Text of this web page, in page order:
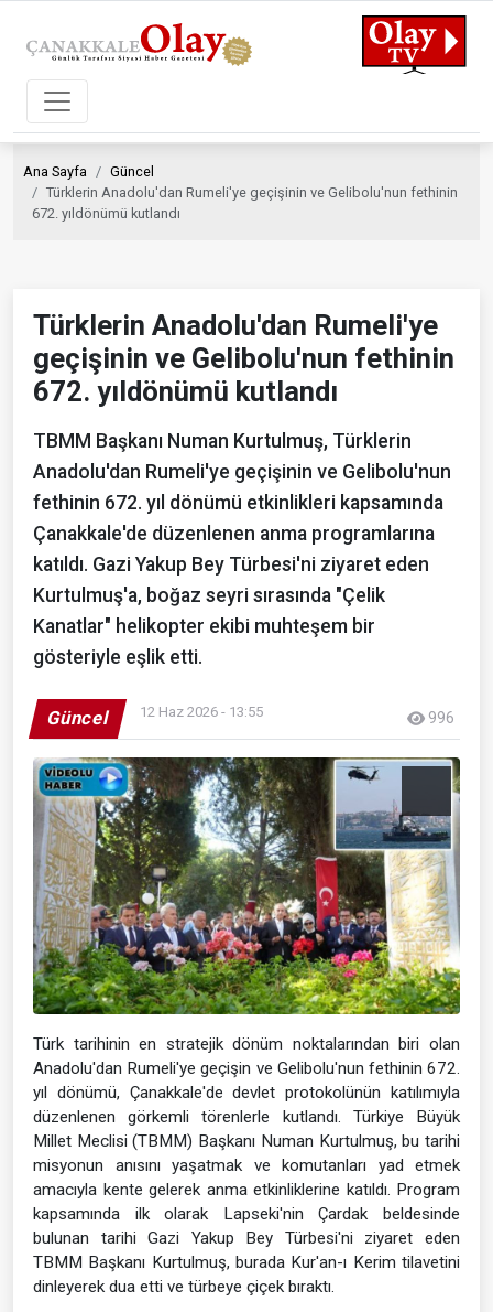
Ana Sayfa
Güncel
Türklerin Anadolu'dan Rumeli'ye geçişinin ve Gelibolu'nun fethinin
672. yıldönümü kutlandı
Türklerin Anadolu'dan Rumeli'ye
geçişinin ve Gelibolu'nun fethinin
672. yıldönümü kutlandı
TBMM Başkanı Numan Kurtulmuş, Türklerin
Anadolu'dan Rumeli'ye geçişinin ve Gelibolu'nun
fethinin 672. yıl dönümü etkinlikleri kapsamında
Çanakkale'de düzenlenen anma programlarına
katıldı. Gazi Yakup Bey Türbesi'ni ziyaret eden
Kurtulmuş'a, boğaz seyri sırasında "Çelik
Kanatlar" helikopter ekibi muhteşem bir
gösteriyle eşlik etti.
Güncel 12 Haz 2026 - 13:55 996
Türk tarihinin en stratejik dönüm noktalarından biri olan
Anadolu'dan Rumeli'ye geçişin ve Gelibolu'nun fethinin 672.
yıl dönümü, Çanakkale'de devlet protokolünün katılımıyla
düzenlenen görkemli törenlerle kutlandı. Türkiye Büyük
Millet Meclisi (TBMM) Başkanı Numan Kurtulmuş, bu tarihi
misyonun anısını yaşatmak ve komutanları yad etmek
amacıyla kente gelerek anma etkinliklerine katıldı. Program
kapsamında ilk olarak Lapseki'nin Çardak beldesinde
bulunan tarihi Gazi Yakup Bey Türbesi'ni ziyaret eden
TBMM Başkanı Kurtulmuş, burada Kur'an-ı Kerim tilavetini
dinleyerek dua etti ve türbeye çiçek bıraktı.